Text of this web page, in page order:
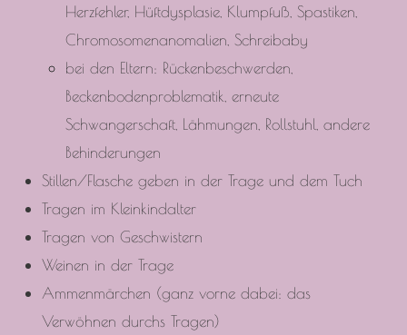
Herzfehler, Hüftdysplasie, Klumpfuß, Spastiken,
Chromosomenanomalien, Schreibaby
bei den Eltern: Rückenbeschwerden,
Beckenbodenproblematik, erneute
Schwangerschaft, Lähmungen, Rollstuhl, andere
Behinderungen
Stillen/Flasche geben in der Trage und dem Tuch
Tragen im Kleinkindalter
Tragen von Geschwistern
Weinen in der Trage
Ammenmärchen (ganz vorne dabei: das
Verwöhnen durchs Tragen)